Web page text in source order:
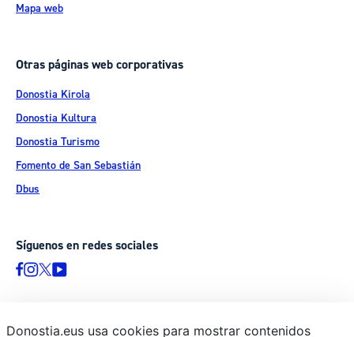
Mapa web
Otras páginas web corporativas
Donostia Kirola
Donostia Kultura
Donostia Turismo
Fomento de San Sebastián
Dbus
Síguenos en redes sociales
Donostia.eus usa cookies para mostrar contenidos